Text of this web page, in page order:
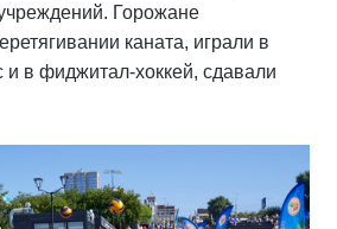
Горожане
каната, играли в
и в фиджитал-хоккей, сдавали